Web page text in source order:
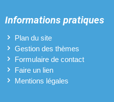
Informations pratiques
Plan du site
Gestion des thèmes
Formulaire de contact
Faire un lien
Mentions légales